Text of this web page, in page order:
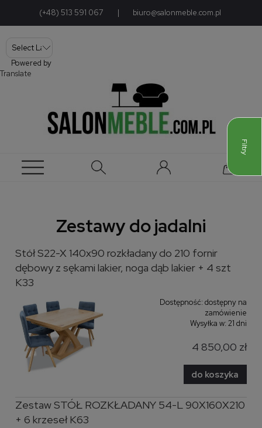
(+48) 513 591 067 | biuro@salonmeble.com.pl
Powered by
Translate
Filtry
Zestawy do jadalni
Stół S22-X 140x90 rozkładany do 210 fornir
dębowy z sękami lakier, noga dąb lakier + 4 szt
K33
Dostępność: dostępny na
zamówienie
Wysyłka w: 21 dni
4 850,00 zł
do koszyka
Zestaw STÓŁ ROZKŁADANY 54-L 90X160X210
+ 6 krzeseł K63